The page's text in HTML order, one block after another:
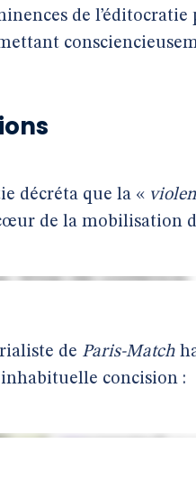
de
décréta que la «
de la mobilisation
de Paris-Match
inhabituelle concision :